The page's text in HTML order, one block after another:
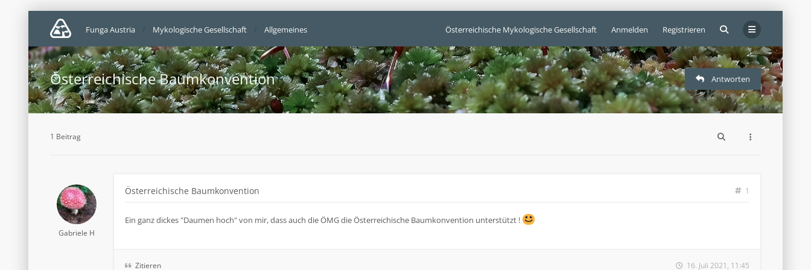
Österreichische Mykologische Gesellschaft Anmelden Registrieren
Funga Austria Mykologische Gesellschaft Allgemeines
Österreichische Baumkonvention Antworten
1 Beitrag
Gabriele H
Österreichische Baumkonvention 1
Ein ganz dickes "Daumen hoch" von mir, dass auch die ÖMG die Österreichische Baumkonvention unterstützt !
Zitieren 16. Juli 2021, 11:45